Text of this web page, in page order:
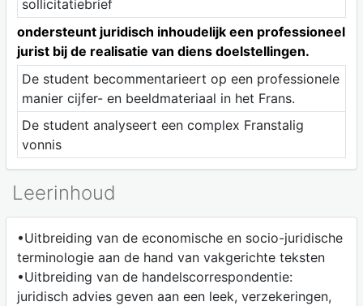
sollicitatiebrief
ondersteunt juridisch inhoudelijk een professioneel
jurist bij de realisatie van diens doelstellingen.
De student becommentarieert op een professionele
manier cijfer- en beeldmateriaal in het Frans.
De student analyseert een complex Franstalig
vonnis
Leerinhoud
•Uitbreiding van de economische en socio-juridische
terminologie aan de hand van vakgerichte teksten
•Uitbreiding van de handelscorrespondentie:
juridisch advies geven aan een leek, verzekeringen,